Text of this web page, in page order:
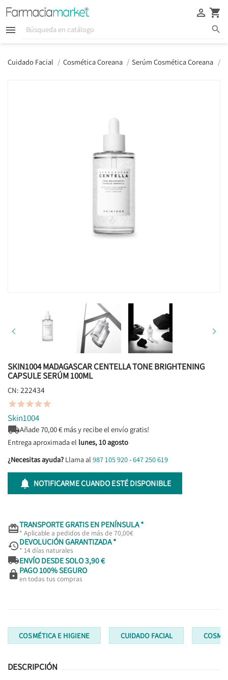
  
 
Cuidado Facial Cosmética Coreana Serúm Cosmética Coreana
 
SKIN1004 MADAGASCAR CENTELLA TONE BRIGHTENING
CAPSULE SERÚM 100ML
CN: 222434

Skin1004
Añade70,00€ más y recibe el envío gratis!
Entrega aproximada el lunes, 10 agosto
¿Necesitas ayuda? Llama al 987 105 920-647 250 619
 NOTIFICARME CUANDO ESTÉ DISPONIBLE
TRANSPORTE GRATIS EN PENÍNSULA *
* Aplicable a pedidos de más de 70,00€
DEVOLUCIÓN GARANTIZADA *
* 14 días naturales
ENVÍO DESDE SOLO 3,90 €
 PAGO 100% SEGURO
en todas tus compras
COSMÉTICA E HIGIENE CUIDADO FACIAL
DESCRIPCIÓN